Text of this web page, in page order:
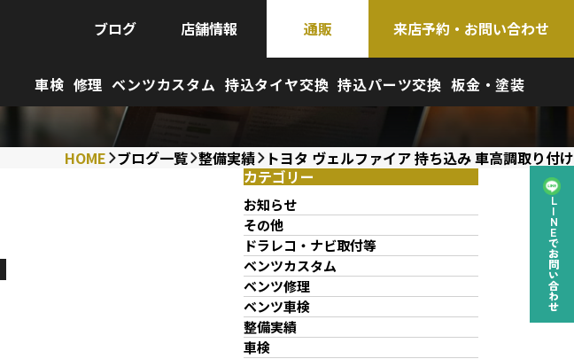
ブログ 店舗情報 通販 来店予約・お問い合わせ
車検 修理 ベンツカスタム 持込タイヤ交換 持込パーツ交換 板金・塗装
LINEでお問い合わせ
HOME ブログ一覧 整備実績
トヨタ ヴェルファイア 持ち込み 車高調取り付け
カテゴリー
お知らせ
その他
ドラレコ・ナビ取付等
ベンツカスタム
ベンツ修理
ベンツ車検
整備実績
車検